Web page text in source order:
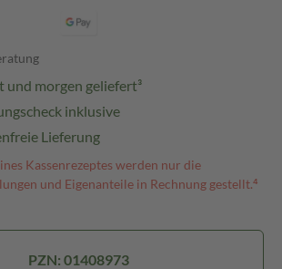
und morgen geliefert³
inklusive
Lieferung
Kassenrezeptes werden nur die
und Eigenanteile in Rechnung gestellt.⁴
PZN: 01408973